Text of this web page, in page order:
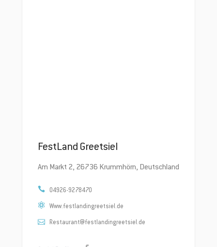
FestLand Greetsiel
Am Markt 2, 26736 Krummhörn, Deutschland
04926-9278470
Www.festlandingreetsiel.de
Restaurant@festlandingreetsiel.de